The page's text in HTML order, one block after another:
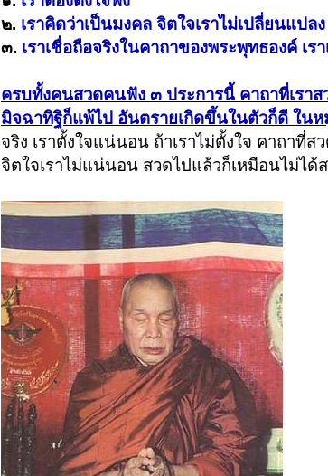
๒. เราคิดว่าเป็นมงคล จิตใจเราไม่เปลี่ยนแป
๓. เราเชื่อถือจริงในคาถาของพระพุทธองค์ เร
ครบทั้งคนสวดคนฟัง ๓ ประการนี้ คาถาที่เรา
มิจฉาทิฐิก็แพ้ไป อันตรายเกิดขึ้นในตัวก็ดี ใน
จริง เราตั้งใจแน่นอน ถ้าเราไม่ตั้งใจ คาถาที่
จิตใจเราไม่แน่นอน สวดไปแล้วก็เหมือนไม่ได้